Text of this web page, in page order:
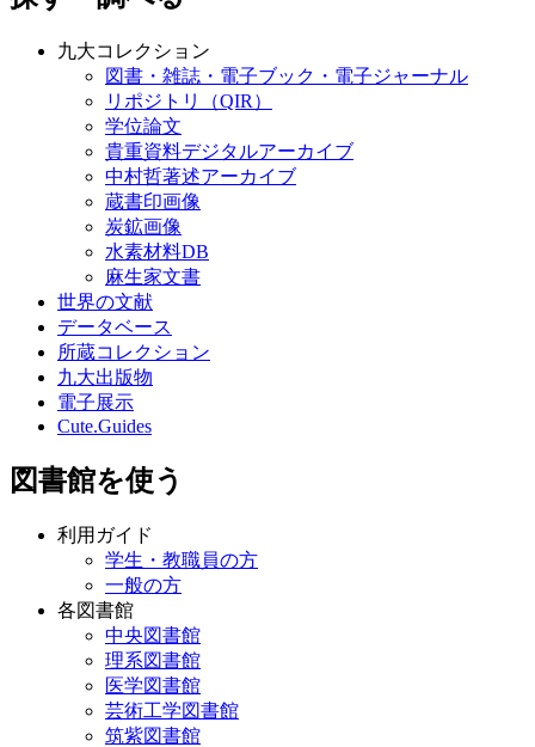
九大コレクション
図書・雑誌・電子ブック・電子ジャーナル
リポジトリ（QIR）
学位論文
貴重資料デジタルアーカイブ
中村哲著述アーカイブ
蔵書印画像
炭鉱画像
水素材料DB
麻生家文書
世界の文献
データベース
所蔵コレクション
九大出版物
電子展示
Cute.Guides
図書館を使う
利用ガイド
学生・教職員の方
一般の方
各図書館
中央図書館
理系図書館
医学図書館
芸術工学図書館
筑紫図書館